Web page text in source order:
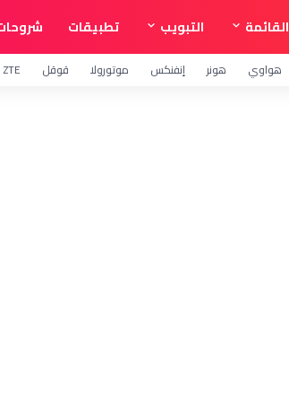
القائمة التبويب تطبيقات
هواوي هونر إنفنكس موتورولا قوقل ZTE